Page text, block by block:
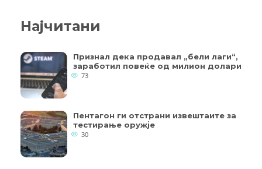
Најчитани
Признал дека продавал „бели лаги“,
заработил повеќе од милион долари
73
Пентагон ги отстрани извештаите за
тестирање оружје
30